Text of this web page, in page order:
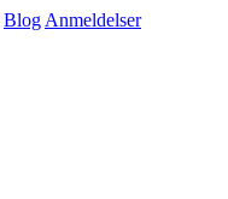
Blog Anmeldelser